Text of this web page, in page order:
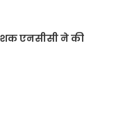
एनसीसी ने की